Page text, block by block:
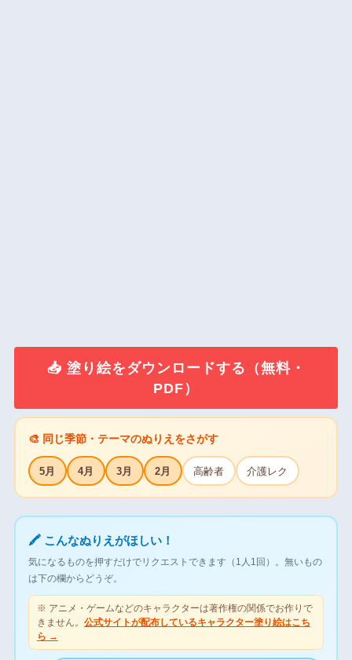
📥 塗り絵をダウンロードする（無料・
PDF）
🎨 同じ季節・テーマのぬりえをさがす
5月 4月 3月 2月 高齢者 介護レク
🖍 こんなぬりえがほしい！
気になるものを押すだけでリクエストできます（1人1回）。無いもの
は下の欄からどうぞ。
※ アニメ・ゲームなどのキャラクターは著作権の関係でお作りで
きません。 公式サイトが配布しているキャラクター塗り絵はこち
ら →